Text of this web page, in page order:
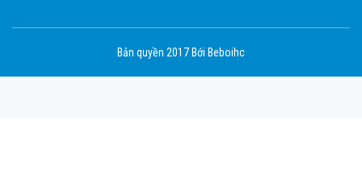
Bản quyền 2017 Bới Beboihc